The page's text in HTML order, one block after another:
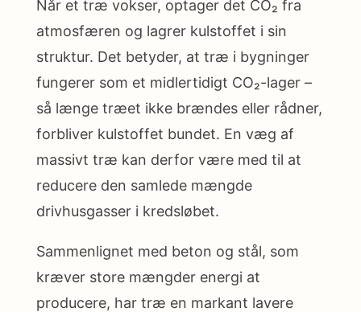
Når et træ vokser, optager det CO₂ fra
atmosfæren og lagrer kulstoffet i sin
struktur. Det betyder, at træ i bygninger
fungerer som et midlertidigt CO₂-lager –
så længe træet ikke brændes eller rådner,
forbliver kulstoffet bundet. En væg af
massivt træ kan derfor være med til at
reducere den samlede mængde
drivhusgasser i kredsløbet.
Sammenlignet med beton og stål, som
kræver store mængder energi at
producere, har træ en markant lavere